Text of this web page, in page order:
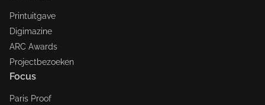
Printuitgave
Digimazine
ARC Awards
Projectbezoeken
Focus
Paris Proof